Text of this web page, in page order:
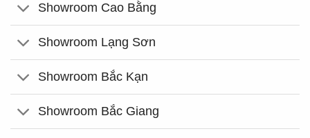
Showroom Cao Bằng
Showroom Lạng Sơn
Showroom Bắc Kạn
Showroom Bắc Giang